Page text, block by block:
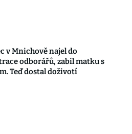
v Mnichově najel do
odborářů, zabil matku s
Teď dostal doživotí